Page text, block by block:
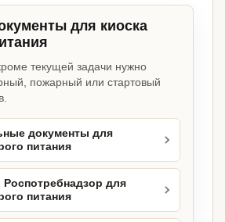
для киоска
текущей задачи нужно
пожарный или стартовый
документы для
питания
для
питания